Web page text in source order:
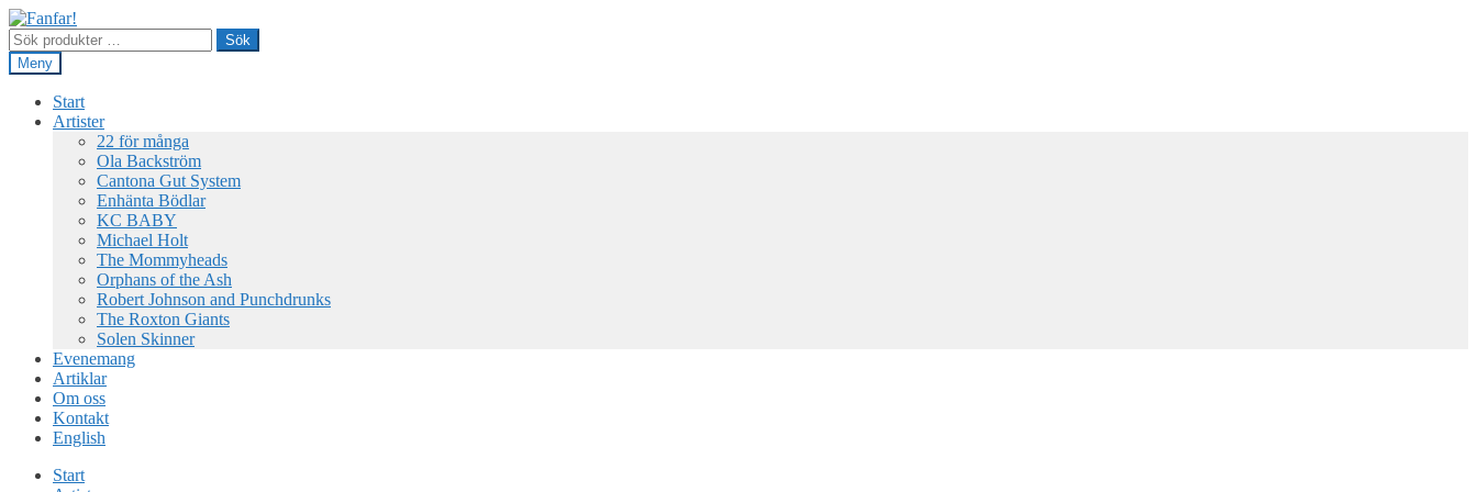
Hoppa
till
navigering
Hoppa
till
innehåll
Sök
efter:
Sök
Meny
Start
Artister
22 för många
Ola Backström
Cantona Gut System
Enhänta Bödlar
KC BABY
Michael Holt
The Mommyheads
Orphans of the Ash
Robert Johnson and Punchdrunks
The Roxton Giants
Solen Skinner
Evenemang
Artiklar
Om oss
Kontakt
English
Start